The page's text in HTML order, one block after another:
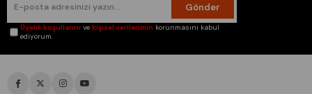
Gönder
Üyelik koşullarını vekişisel verilerimin korunmasını kabul
ediyorum.